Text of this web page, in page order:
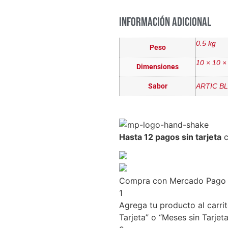
Información adicional
Peso 0.5 kg
Dimensiones 10 × 10
Sabor ARTIC
Hasta 12 pagos sin tarjeta
Compra con Mercado
1
Agrega tu producto al
Tarjeta” o “Meses sin